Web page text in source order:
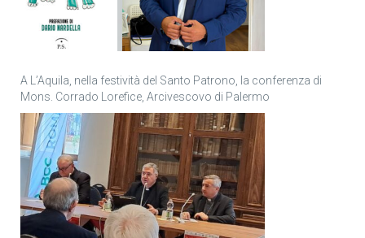
A L’Aquila, nella festività del Santo Patrono, la conferenza di
Mons. Corrado Lorefice, Arcivescovo di Palermo